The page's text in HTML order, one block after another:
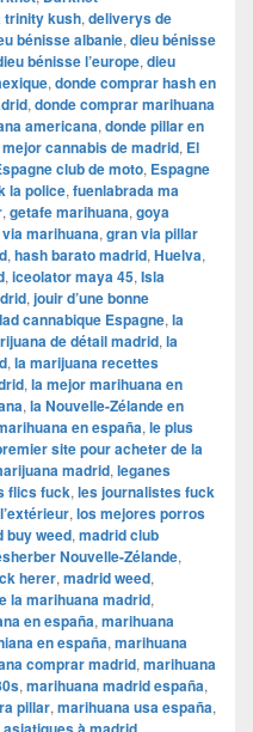
trinity kush, deliverys de
bénisse albanie, dieu bénisse
bénisse l’europe, dieu
, donde comprar hash en
, donde comprar marihuana
americana, donde pillar en
cannabis de madrid, El
club de moto, Espagne
la police, fuenlabrada ma
, getafe marihuana, goya
marihuana, gran via pillar
, hash barato madrid, Huelva,
, iceolator maya 45, Isla
, jouir d’une bonne
cannabique Espagne, la
de détail madrid, la
, la marijuana recettes
, la mejor marihuana en
, la Nouvelle-Zélande en
en españa, le plus
site pour acheter de la
madrid, leganes
flics fuck, les journalistes fuck
, los mejores porros
buy weed, madrid club
Nouvelle-Zélande,
herer, madrid weed,
la marihuana madrid,
en españa, marihuana
en españa, marihuana
comprar madrid, marihuana
, marihuana madrid españa,
pillar, marihuana usa españa,